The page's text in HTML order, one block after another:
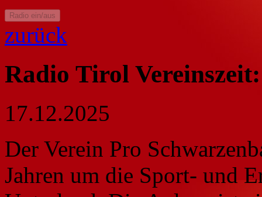
Radio ein/aus
zurück
Radio Tirol
17.12.2025
Der Verein Pro
Jahren um die Sport- und